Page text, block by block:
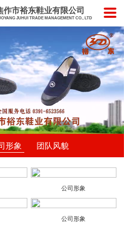
作市裕东鞋业有限公司
JUHUI TRADE MANAGEMENT CO., LTD
形象 团队风貌
公司形象
公司形象